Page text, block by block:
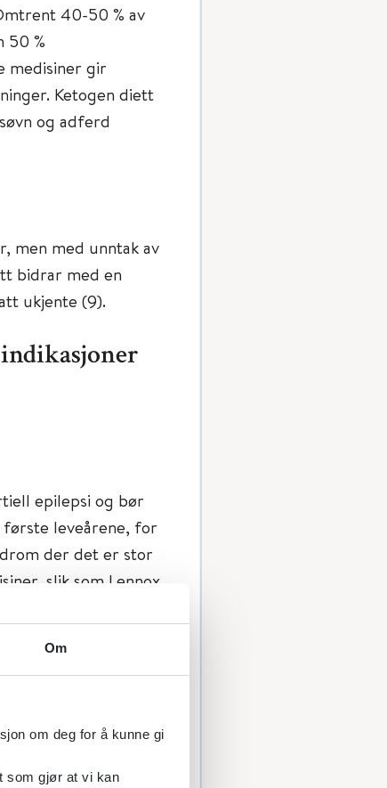
Om
om deg for å kunne gi
som gjør at vi kan
40-50 % av
50 %
medisiner gir
Ketogen diett
og adferd
men med unntak av
bidrar med en
ukjente (9).
epilepsi og bør
leveårene, for
der det er stor
slik som Lennox
(1). Ketogen
dette (10).
på god effekt.